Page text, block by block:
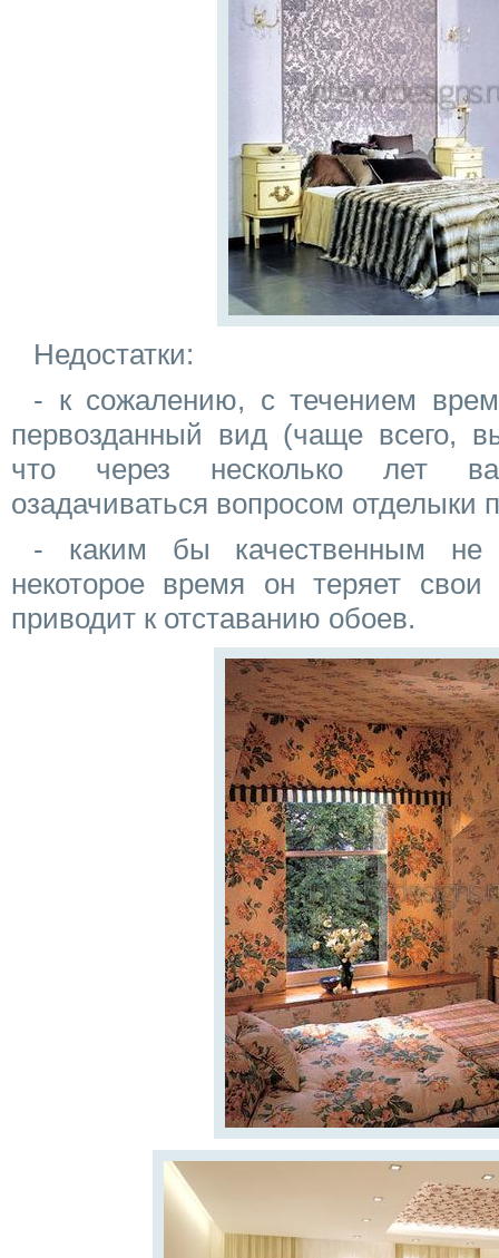
Недостатки:
- к сожалению, с течением
первозданный вид (чаще всего,
что через несколько лет
озадачиваться вопросом отделыки
- каким бы качественным
некоторое время он теряет свои
приводит к отставанию обоев.